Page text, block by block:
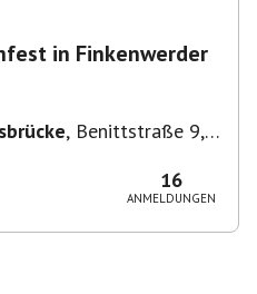
in Finkenwerder
, Benittstraße 9,
16
ANMELDUNGEN